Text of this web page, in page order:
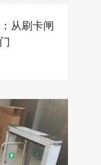
从刷卡闸